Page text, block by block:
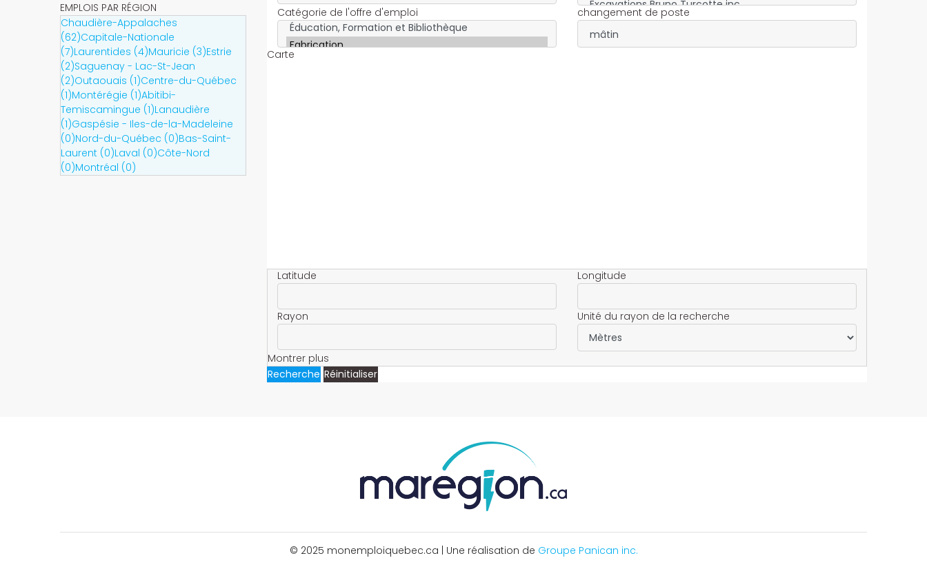
EMPLOIS PAR RÉGION
Chaudière-Appalaches
(62)Capitale-Nationale
(7)Laurentides (4)Mauricie (3)Estrie
(2)Saguenay - Lac-St-Jean
(2)Outaouais (1)Centre-du-Québec
(1)Montérégie (1)Abitibi-
Temiscamingue (1)Lanaudière
(1)Gaspésie - Iles-de-la-Madeleine
(0)Nord-du-Québec (0)Bas-Saint-
Laurent (0)Laval (0)Côte-Nord
(0)Montréal (0)
Catégorie de l'offre d'emploi changement de poste
Carte
Latitude Longitude
Rayon Unité du rayon de la recherche
Montrer plus
Recherche Réinitialiser
© 2025 monemploiquebec.ca | Une réalisation de Groupe Panican inc.